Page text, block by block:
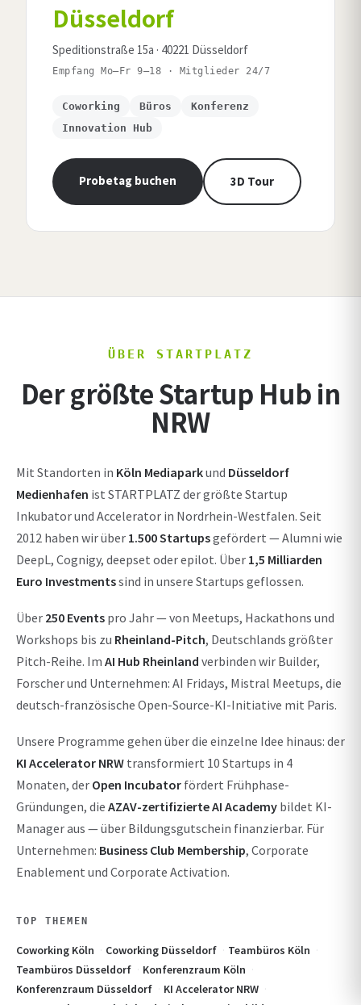
Düsseldorf
Speditionstraße 15a · 40221 Düsseldorf
Empfang Mo–Fr 9–18 · Mitglieder 24/7
Coworking Büros
Konferenz
Innovation Hub
Probetag buchen 3D Tour
ÜBER STARTPLATZ
Der größte Startup Hub in
NRW
Mit Standorten in Köln Mediaparkund Düsseldorf
Medienhafen ist STARTPLATZ der größte Startup
Inkubator und Accelerator in Nordrhein-Westfalen. Seit
2012 haben wir über 1.500 Startupsgefördert — Alumni wie
DeepL, Cognigy, deepset oder epilot. Über 1,5 Milliarden
Euro Investmentssind in unsere Startups geflossen.
Über 250 Events pro Jahr — von Meetups, Hackathons und
Workshops bis zu Rheinland-Pitch, Deutschlands größter
Pitch-Reihe. Im AI Hub Rheinland verbinden wir Builder,
Forscher und Unternehmen: AI Fridays, Mistral Meetups, die
deutsch-französische Open-Source-KI-Initiative mit Paris.
Unsere Programme gehen über die einzelne Idee hinaus: der
KI Accelerator NRW transformiert 10 Startups in 4
Monaten, der Open Incubator fördert Frühphase-
Gründungen, die AZAV-zertifizierte AI Academy bildet KI-
Manager aus — über Bildungsgutschein finanzierbar. Für
Unternehmen: Business Club Membership, Corporate
Enablement und Corporate Activation.
TOP THEMEN
Coworking Köln Coworking Düsseldorf
Teambüros Köln
Teambüros Düsseldorf
Konferenzraum Köln
Konferenzraum Düsseldorf
KI Accelerator NRW